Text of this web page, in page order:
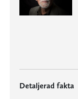
Detaljerad fakta